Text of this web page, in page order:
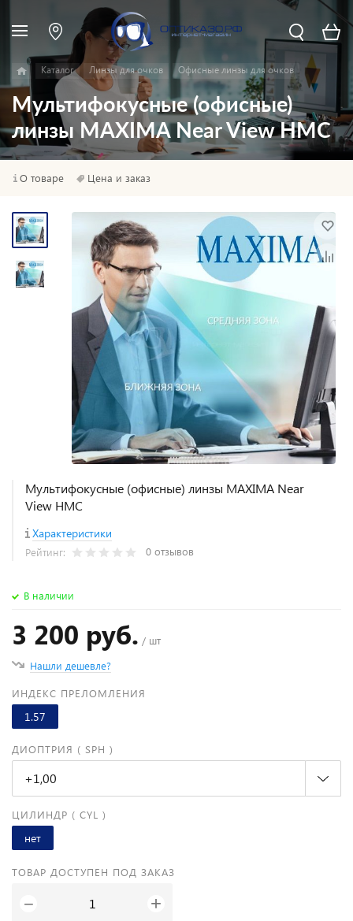
Каталог Линзы для очков Офисные линзы для очков
Мультифокусные (офисные)
линзы MAXIMA Near View HMC
О товаре Цена и заказ
Мультифокусные (офисные) линзы MAXIMA Near
View HMC
Характеристики
Рейтинг: 0 отзывов
В наличии
3 200 руб. / шт
Нашли дешевле?
ИНДЕКС ПРЕЛОМЛЕНИЯ
1.57
ДИОПТРИЯ ( SPH )
+1,00
ЦИЛИНДР ( CYL )
нет
ТОВАР ДОСТУПЕН ПОД ЗАКАЗ
− +